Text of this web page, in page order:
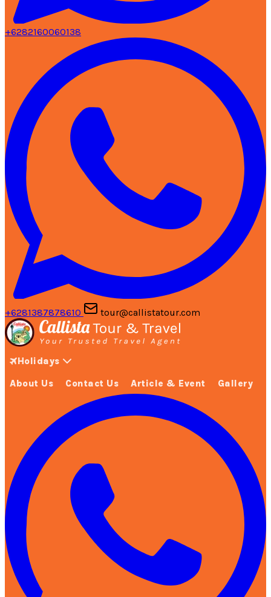
+6282160060138
+6281387878610 tour@callistatour.com
Holidays
About Us Contact Us Article & Event Gallery